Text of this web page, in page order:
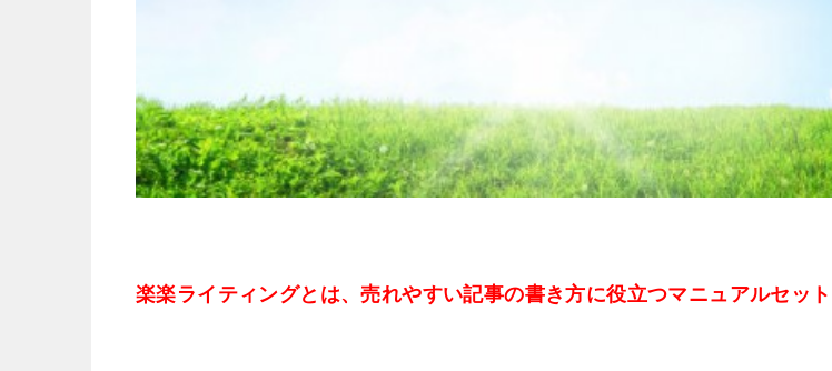
楽楽ライティングとは、売れやすい記事の書き方に役立つマニュアルセット